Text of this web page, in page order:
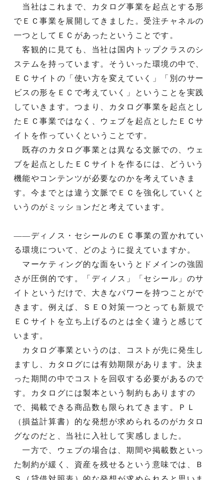
当社はこれまで、カタログ事業を起点とする形
でＥＣ事業を展開してきました。受注チャネルの
一つとしてＥＣがあったということです。
客観的に見ても、当社は国内トップクラスのシ
ステムを持っています。そういった環境の中で、
ＥＣサイトの「使い方を変えていく」「別のサー
ビスの形をＥＣで考えていく」ということを実践
していきます。つまり、カタログ事業を起点とし
たＥＣ事業ではなく、ウェブを起点としたＥＣサ
イトを作っていくということです。
既存のカタログ事業とは異なる文脈での、ウェ
ブを起点としたＥＣサイトを作るには、どういう
機能やコンテンツが必要なのかを考えていきま
す。今までとは違う文脈でＥＣを強化していくと
いうのがミッションだと考えています。
——ディノス・セシールのＥＣ事業の置かれてい
る環境について、どのように捉えていますか。
マーケティング的な面をいうとドメインの強固
さが圧倒的です。「ディノス」「セシール」のサ
イトというだけで、大きなパワーを持つことがで
きます。例えば、ＳＥＯ対策一つとっても新規で
ＥＣサイトを立ち上げるのとは全く違うと感じて
います。
カタログ事業というのは、コストが先に発生し
ますし、カタログには有効期限があります。決ま
った期間の中でコストを回収する必要があるので
す。カタログには製本という制約もありますの
で、掲載できる商品数も限られてきます。ＰＬ
（損益計算書）的な発想が求められるのがカタロ
グなのだと、当社に入社して実感しました。
一方で、ウェブの場合は、期間や掲載数といっ
た制約が緩く、資産を残せるという意味では、Ｂ